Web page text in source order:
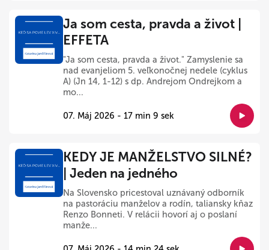
Ja som cesta, pravda a život |
EFFETA
"Ja som cesta, pravda a život." Zamyslenie sa
nad evanjeliom 5. veľkonočnej nedele (cyklus
A) (Jn 14, 1-12) s dp. Andrejom Ondrejkom a
mo...
07. Máj 2026 - 17 min 9 sek
KEDY JE MANŽELSTVO SILNÉ?
| Jeden na jedného
Na Slovensko pricestoval uznávaný odborník
na pastoráciu manželov a rodín, taliansky kňaz
Renzo Bonneti. V relácii hovorí aj o poslaní
manže...